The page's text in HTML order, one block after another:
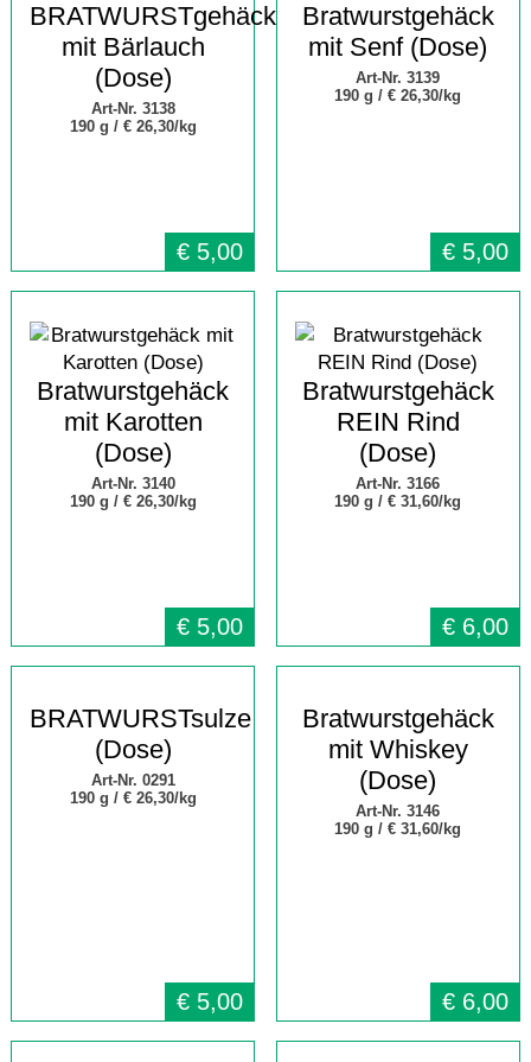
BRATWURSTgehäck
mit Bärlauch
(Dose)
Art-Nr. 3138
190 g / € 26,30/kg
€ 5,00
Bratwurstgehäck
mit Senf (Dose)
Art-Nr. 3139
190 g /€ 26,30/kg
€ 5,00
Bratwurstgehäck
mit Karotten
(Dose)
Art-Nr. 3140
190 g / € 26,30/kg
€ 5,00
Bratwurstgehäck
REIN Rind
(Dose)
Art-Nr. 3166
190 g /€ 31,60/kg
€ 6,00
BRATWURSTsulze
(Dose)
Art-Nr. 0291
190 g / € 26,30/kg
€ 5,00
Bratwurstgehäck
mit Whiskey
(Dose)
Art-Nr. 3146
190 g /€ 31,60/kg
€ 6,00